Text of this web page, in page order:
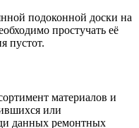
подоконной доски на
простучать её
пустот.
материалов и
или
данных ремонтных